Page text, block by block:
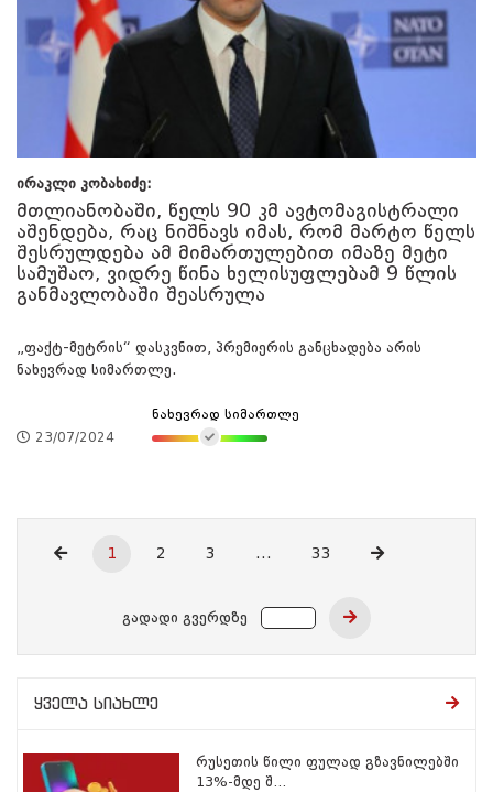
ირაკლი კობახიძე:
მთლიანობაში, წელს 90 კმ ავტომაგისტრალი
აშენდება, რაც ნიშნავს იმას, რომ მარტო წელს
შესრულდება ამ მიმართულებით იმაზე მეტი
სამუშაო, ვიდრე წინა ხელისუფლებამ 9 წლის
განმავლობაში შეასრულა
„ფაქტ-მეტრის“ დასკვნით, პრემიერის განცხადება არის
ნახევრად სიმართლე.
23/07/2024
ნახევრად სიმართლე
1 2 3 ... 33
გადადი გვერდზე
ყველა სიახლე
რუსეთის წილი ფულად გზავნილებში
13%-მდე შ...